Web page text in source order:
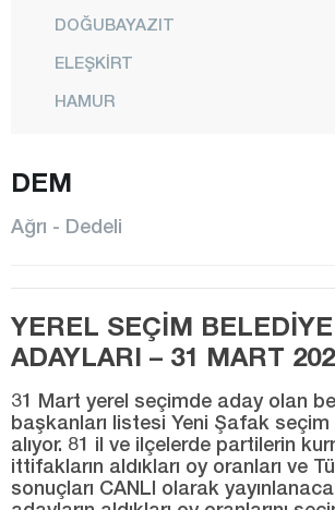
DOĞUBAYAZIT
ELEŞKİRT
HAMUR
PATNOS
TAHİR
TUTAK
YAYLADÜZÜ
YÜCEKAPI
Aksaray
Amasya
Antalya
DEM
Ağrı - Dedeli
YEREL SEÇİM
ADAYLARI – 31 MART
31 Mart yerel seçimde aday olan
başkanları listesi Yeni Şafak
alıyor. 81 il ve ilçelerde partilerin
ittifakların aldıkları oy oranları ve
sonuçları CANLI olarak